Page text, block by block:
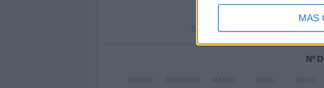
MÁS
5.13%
12
15.38%
7
8.97%
Nº
ENERO FEBRERO MARZO ABRIL MAYO